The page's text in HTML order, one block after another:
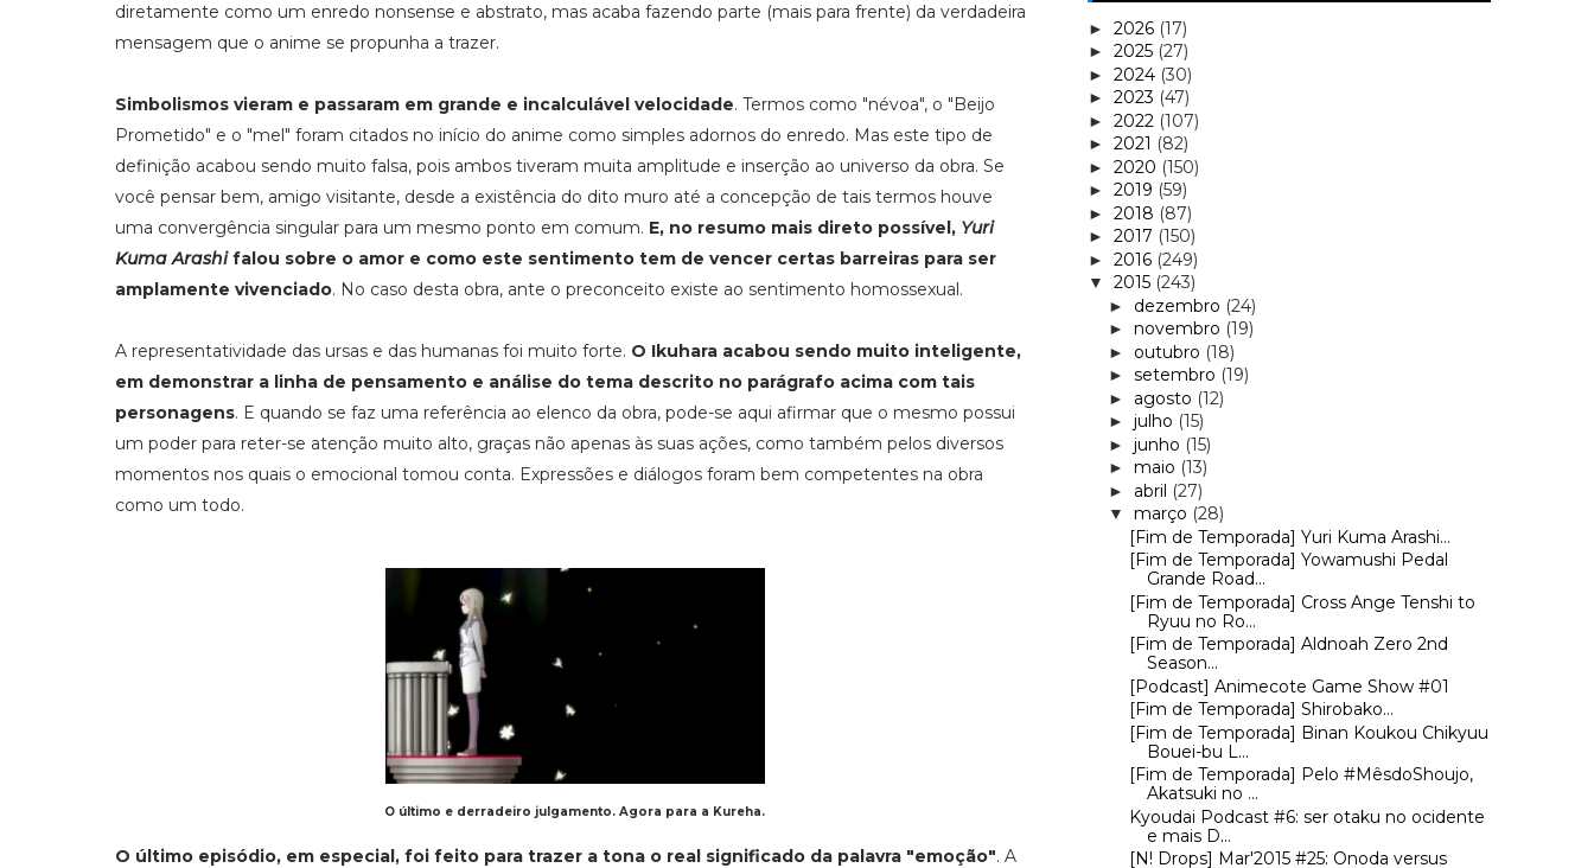
diretamente como um enredo nonsense e abstrato, mas acaba fazendo parte (mais para frente) da verdadeira
mensagem que o anime se propunha a trazer.
Simbolismos vieram e passaram em grande e incalculável velocidade. Termos como "névoa", o "Beijo
Prometido" e o "mel" foram citados no início do anime como simples adornos do enredo. Mas este tipo de
definição acabou sendo muito falsa, pois ambos tiveram muita amplitude e inserção ao universo da obra. Se
você pensar bem, amigo visitante, desde a existência do dito muro até a concepção de tais termos houve
uma convergência singular para um mesmo ponto em comum. E, no resumo mais direto possível, Yuri
Kuma Arashifalou sobre o amor e como este sentimento tem de vencer certas barreiras para ser
amplamente vivenciado. No caso desta obra, ante o preconceito existe ao sentimento homossexual.
A representatividade das ursas e das humanas foi muito forte. O Ikuhara acabou sendo muito inteligente,
em demonstrar a linha de pensamento e análise do tema descrito no parágrafo acima com tais
personagens. E quando se faz uma referência ao elenco da obra, pode-se aqui afirmar que o mesmo possui
um poder para reter-se atenção muito alto, graças não apenas às suas ações, como também pelos diversos
momentos nos quais o emocional tomou conta. Expressões e diálogos foram bem competentes na obra
como um todo.
O último e derradeiro julgamento. Agora para a Kureha.
O último episódio, em especial, foi feito para trazer a tona o real significado da palavra "emoção". A
► 2026 (17)
► 2025 (27)
► 2024 (30)
► 2023 (47)
► 2022 (107)
► 2021 (82)
► 2020 (150)
► 2019 (59)
► 2018 (87)
► 2017 (150)
► 2016 (249)
▼ 2015 (243)
► dezembro (24)
► novembro (19)
► outubro (18)
► setembro (19)
► agosto (12)
► julho (15)
► junho (15)
► maio (13)
► abril (27)
▼ março (28)
[Fim de Temporada] Yuri Kuma Arashi...
[Fim de Temporada] Yowamushi Pedal
Grande Road...
[Fim de Temporada] Cross Ange Tenshi to
Ryuu no Ro...
[Fim de Temporada] Aldnoah Zero 2nd
Season...
[Podcast] Animecote Game Show #01
[Fim de Temporada] Shirobako...
[Fim de Temporada] Binan Koukou Chikyuu
Bouei-bu L...
[Fim de Temporada] Pelo #MêsdoShoujo,
Akatsuki no ...
Kyoudai Podcast #6: ser otaku no ocidente
e mais D...
[N! Drops] Mar'2015 #25: Onoda versus